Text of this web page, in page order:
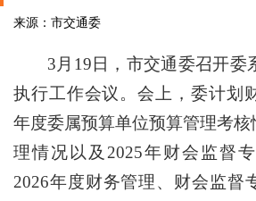
来源：市交通委
3月19日，市交通委召开委
执行工作会议。会上，委计划
年度委属预算单位预算管理考
理情况以及2025年财会监督
2026年度财务管理、财会监督